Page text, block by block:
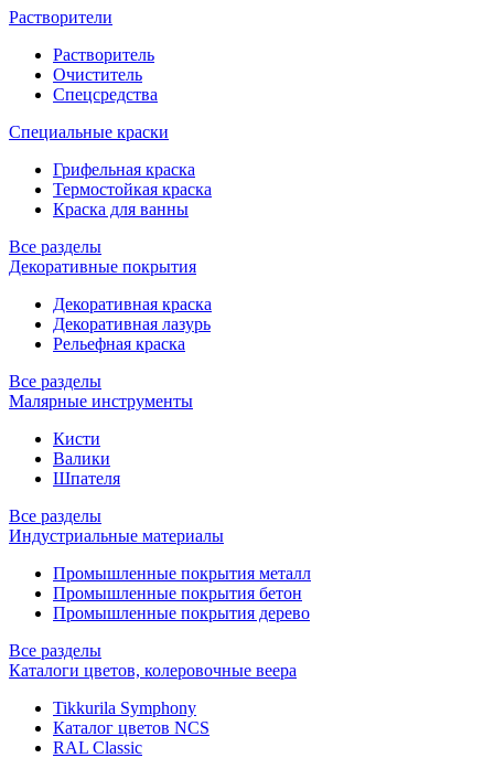
Растворители
Растворитель
Очиститель
Спецсредства
Специальные краски
Грифельная краска
Термостойкая краска
Краска для ванны
Все разделы
Декоративные покрытия
Декоративная краска
Декоративная лазурь
Рельефная краска
Все разделы
Малярные инструменты
Кисти
Валики
Шпателя
Все разделы
Индустриальные материалы
Промышленные покрытия металл
Промышленные покрытия бетон
Промышленные покрытия дерево
Все разделы
Каталоги цветов, колеровочные веера
Tikkurila Symphony
Каталог цветов NCS
RAL Classic